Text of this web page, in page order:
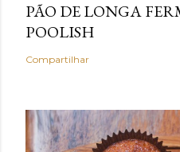
PÃO DE LONGA
POOLISH
Compartilhar